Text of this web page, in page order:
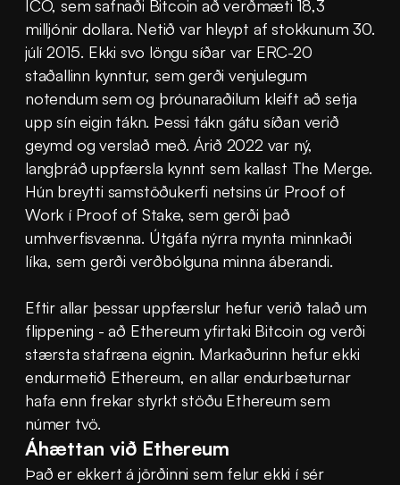
ICO, sem safnaði Bitcoin að verðmæti 18,3
milljónir dollara. Netið var hleypt af stokkunum 30.
júlí 2015. Ekki svo löngu síðar var ERC-20
staðallinn kynntur, sem gerði venjulegum
notendum sem og þróunaraðilum kleift að setja
upp sín eigin tákn. Þessi tákn gátu síðan verið
geymd og verslað með. Árið 2022 var ný,
langþráð uppfærsla kynnt sem kallast The Merge.
Hún breytti samstöðukerfi netsins úr Proof of
Work í Proof of Stake, sem gerði það
umhverfisvænna. Útgáfa nýrra mynta minnkaði
líka, sem gerði verðbólguna minna áberandi.
Eftir allar þessar uppfærslur hefur verið talað um
flippening - að Ethereum yfirtaki Bitcoin og verði
stærsta stafræna eignin. Markaðurinn hefur ekki
endurmetið Ethereum, en allar endurbæturnar
hafa enn frekar styrkt stöðu Ethereum sem
númer tvö.
Áhættan við Ethereum
Það er ekkert á jörðinni sem felur ekki í sér